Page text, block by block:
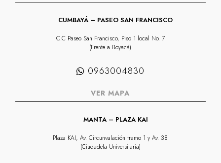
CUMBAYÁ – PASEO SAN FRANCISCO
C.C Paseo San Francisco, Piso 1 local No. 7
(Frente a Boyacá)
0963004830
VER MAPA
MANTA – PLAZA KAI
Plaza KAI, Av. Circunvalación tramo 1 y Av. 38
(Ciudadela Universitaria)